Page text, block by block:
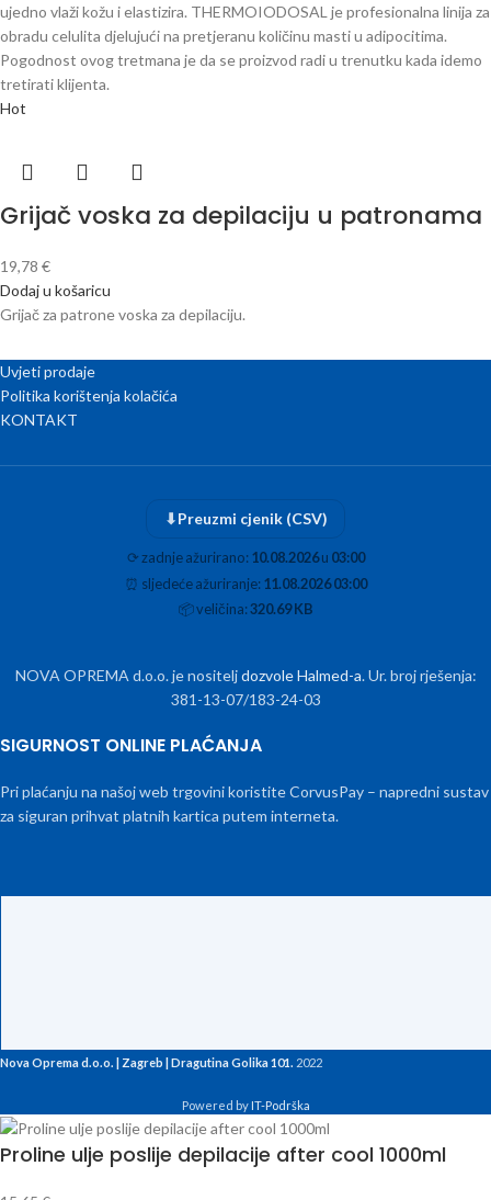
ujedno vlaži kožu i elastizira. THERMOIODOSAL je profesionalna linija za
obradu celulita djelujući na pretjeranu količinu masti u adipocitima.
Pogodnost ovog tretmana je da se proizvod radi u trenutku kada idemo
tretirati klijenta.
Hot
Grijač voska za depilaciju u patronama
19,78 €
Dodaj u košaricu
Grijač za patrone voska za depilaciju.
Uvjeti prodaje
Politika korištenja kolačića
KONTAKT
⬇Preuzmi cjenik (CSV)
⟳zadnje ažurirano:10.08.2026u 03:00
⏰ sljedeće ažuriranje:11.08.2026 03:00
📦veličina:320.69 KB
NOVA OPREMA d.o.o. je nositeljdozvole Halmed-a. Ur. broj rješenja:
381-13-07/183-24-03
SIGURNOST ONLINE PLAĆANJA
Pri plaćanju na našoj web trgovini koristite CorvusPay – napredni sustav
za siguran prihvat platnih kartica putem interneta.
Nova Oprema d.o.o. | Zagreb | Dragutina Golika 101. 2022
Powered byIT-Podrška
Proline ulje poslije depilacije after cool 1000ml